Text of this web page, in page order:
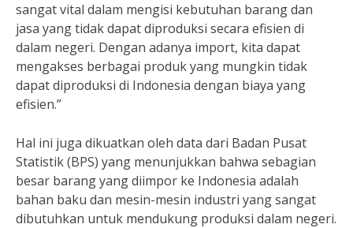
sangat vital dalam mengisi kebutuhan barang dan
jasa yang tidak dapat diproduksi secara efisien di
dalam negeri. Dengan adanya import, kita dapat
mengakses berbagai produk yang mungkin tidak
dapat diproduksi di Indonesia dengan biaya yang
efisien.”
Hal ini juga dikuatkan oleh data dari Badan Pusat
Statistik (BPS) yang menunjukkan bahwa sebagian
besar barang yang diimpor ke Indonesia adalah
bahan baku dan mesin-mesin industri yang sangat
dibutuhkan untuk mendukung produksi dalam negeri.